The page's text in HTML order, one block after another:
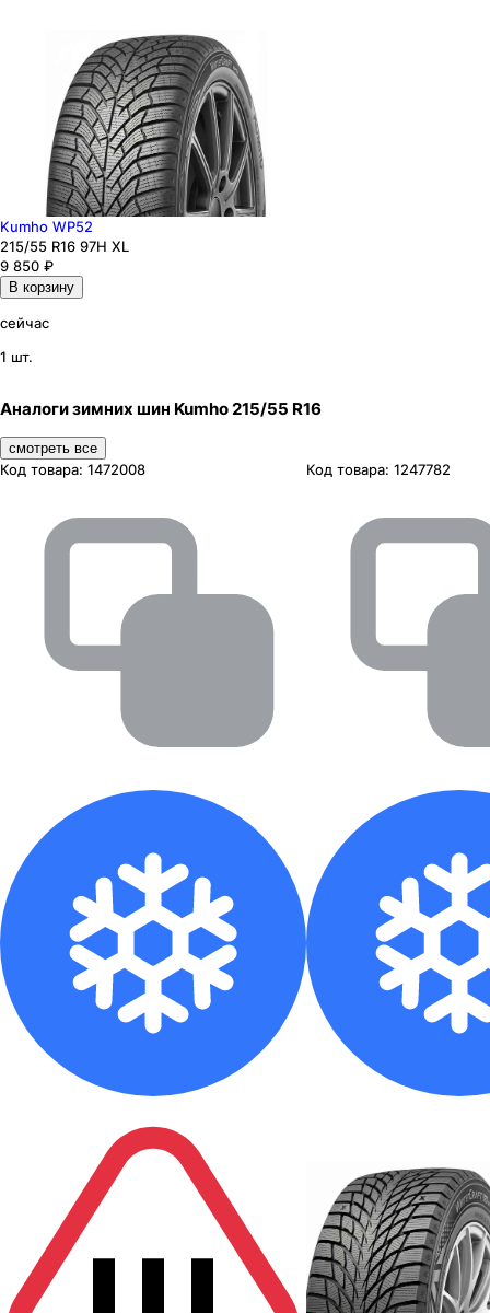
Kumho WP52
215/55 R16 97H XL
9 850 ₽
В корзину
сейчас
1 шт.
Аналоги зимних шин Kumho 215/55 R16
смотреть все
Код товара: 1472008 Код товара: 1247782